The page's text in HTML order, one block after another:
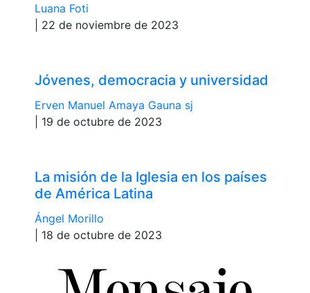
Luana Foti
| 22 de noviembre de 2023
Jóvenes, democracia y universidad
Erven Manuel Amaya Gauna sj
| 19 de octubre de 2023
La misión de la Iglesia en los países
de América Latina
Ángel Morillo
| 18 de octubre de 2023